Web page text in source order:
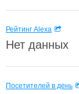
Рейтинг Alexa
Нет данных
Посетителей в день